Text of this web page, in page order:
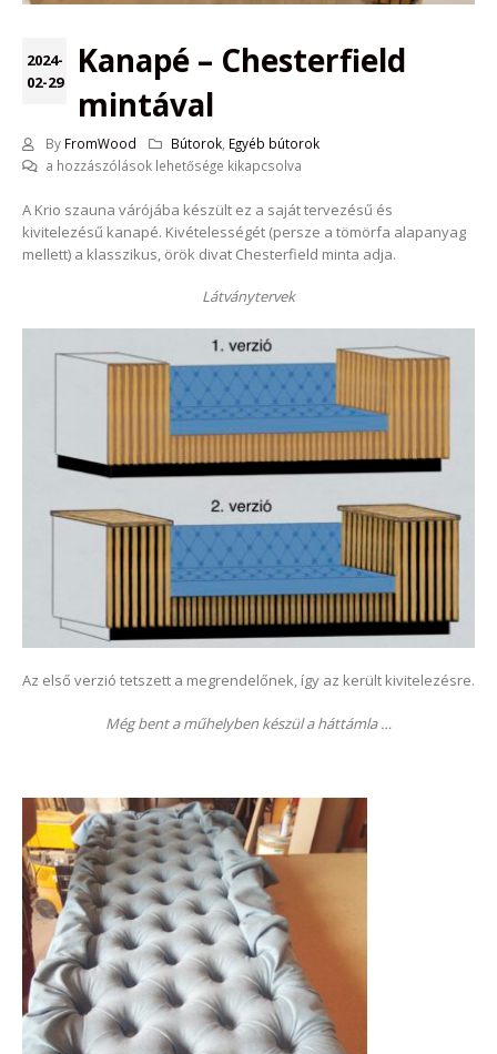
2024-
02-29
Kanapé – Chesterfield
mintával
By FromWood Bútorok Egyéb bútorok
Kanapé
Chesterfield
mintával
bejegyzéshez
a hozzászólások lehetősége kikapcsolva
A Krio szauna várójába készült ez a saját tervezésű és
kivitelezésű kanapé. Kivételességét (persze a tömörfa alapanyag
mellett) a klasszikus, örök divat Chesterfield minta adja.
Látványtervek
Az első verzió tetszett a megrendelőnek, így az került kivitelezésre.
Még bent a műhelyben készül a háttámla …